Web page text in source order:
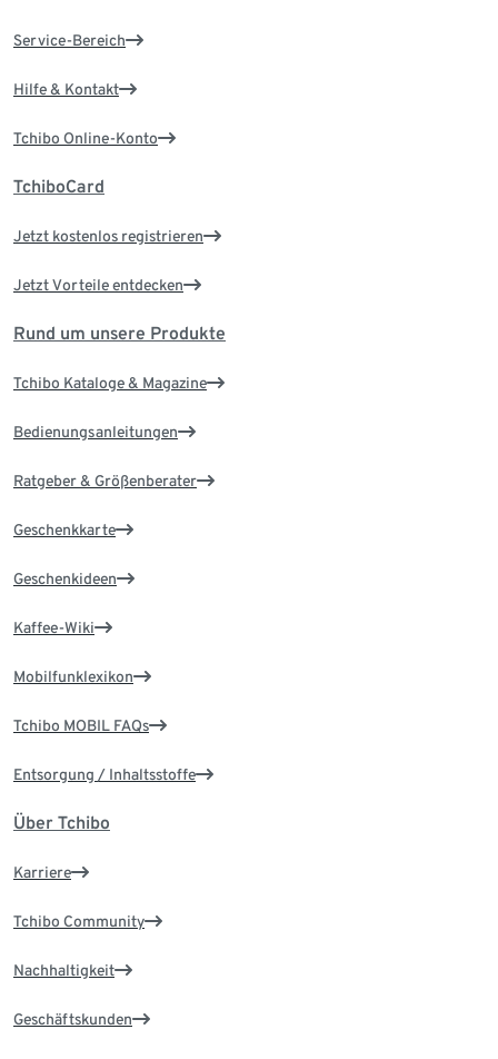
Service-Bereich
Hilfe & Kontakt
Tchibo Online-Konto
TchiboCard
Jetzt kostenlos registrieren
Jetzt Vorteile entdecken
Rund um unsere Produkte
Tchibo Kataloge & Magazine
Bedienungsanleitungen
Ratgeber & Größenberater
Geschenkkarte
Geschenkideen
Kaffee-Wiki
Mobilfunklexikon
Tchibo MOBIL FAQs
Entsorgung / Inhaltsstoffe
Über Tchibo
Karriere
Tchibo Community
Nachhaltigkeit
Geschäftskunden